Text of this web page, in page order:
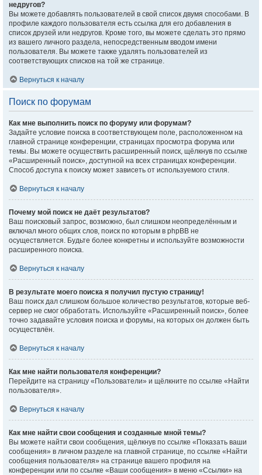
недругов?
Вы можете добавлять пользователей в свой список двумя способами. В
профиле каждого пользователя есть ссылка для его добавления в
список друзей или недругов. Кроме того, вы можете сделать это прямо
из вашего личного раздела, непосредственным вводом имени
пользователя. Вы можете также удалять пользователей из
соответствующих списков на той же странице.
Вернуться к началу
Поиск по форумам
Как мне выполнить поиск по форуму или форумам?
Задайте условие поиска в соответствующем поле, расположенном на
главной странице конференции, страницах просмотра форума или
темы. Вы можете осуществить расширенный поиск, щёлкнув по ссылке
«Расширенный поиск», доступной на всех страницах конференции.
Способ доступа к поиску может зависеть от используемого стиля.
Вернуться к началу
Почему мой поиск не даёт результатов?
Ваш поисковый запрос, возможно, был слишком неопределённым и
включал много общих слов, поиск по которым в phpBB не
осуществляется. Будьте более конкретны и используйте возможности
расширенного поиска.
Вернуться к началу
В результате моего поиска я получил пустую страницу!
Ваш поиск дал слишком большое количество результатов, которые веб-
сервер не смог обработать. Используйте «Расширенный поиск», более
точно задавайте условия поиска и форумы, на которых он должен быть
осуществлён.
Вернуться к началу
Как мне найти пользователя конференции?
Перейдите на страницу «Пользователи» и щёлкните по ссылке «Найти
пользователя».
Вернуться к началу
Как мне найти свои сообщения и созданные мной темы?
Вы можете найти свои сообщения, щёлкнув по ссылке «Показать ваши
сообщения» в личном разделе на главной странице, по ссылке «Найти
сообщения пользователя» на странице вашего профиля на
конференции или по ссылке «Ваши сообщения» в меню «Ссылки» на